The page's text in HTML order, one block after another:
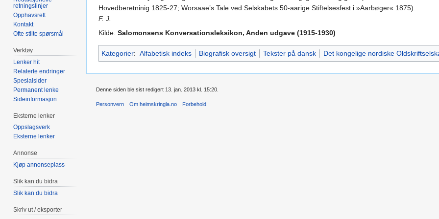
Hovedberetninig 1825-27; Worsaae’s Tale ved Selskabets 50-aarige Stiftelsesfest i »Aarbøger« 1875).
F. J.
Kilde: Salomonsens Konversationsleksikon, Anden udgave (1915-1930)
Kategorier: Alfabetisk indeks Biografisk oversigt Tekster på dansk Det kongelige nordiske
retningslinjer
Opphavsrett
Kontakt
Ofte stilte spørsmål
Verktøy
Lenker hit
Relaterte endringer
Spesialsider
Permanent lenke
Sideinformasjon
Eksterne lenker
Oppslagsverk
Eksterne lenker
Annonse
Kjøp annonseplass
Slik kan du bidra
Slik kan du bidra
Skriv ut / eksporter
Denne siden ble sist redigert 13. jan. 2013 kl. 15:20.
Personvern Om heimskringla.no Forbehold